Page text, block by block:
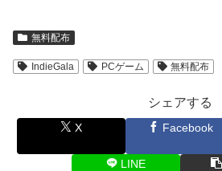
無料配布
IndieGala PCゲーム 無料配布
シェアする
X Facebook
LINE